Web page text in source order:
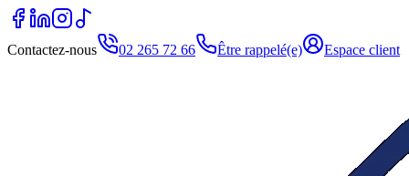
Contactez-nous 02 265 72 66 Être rappelé(e) Espace client